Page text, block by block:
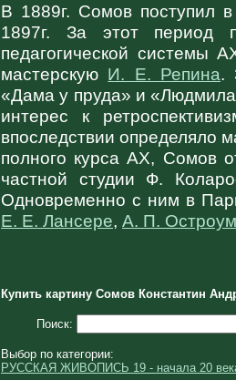
В 1889г. Сомов поступил
1897г. За этот период
педагогической системы
мастерскую И. Е. Репина.
«Дама у пруда» и
интерес к
впоследствии определяло
полного курса АХ, Сомов
частной студии Ф.
Одновременно с ним в
Е. Е. Лансере, А. П.
Купить картину Сомов Константин
Поиск:
Выбор по категории:
РУССКАЯ ЖИВОПИСЬ 19 - начала 20